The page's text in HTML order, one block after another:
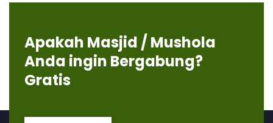
Apakah Masjid / Mushola
Anda ingin Bergabung?
Gratis